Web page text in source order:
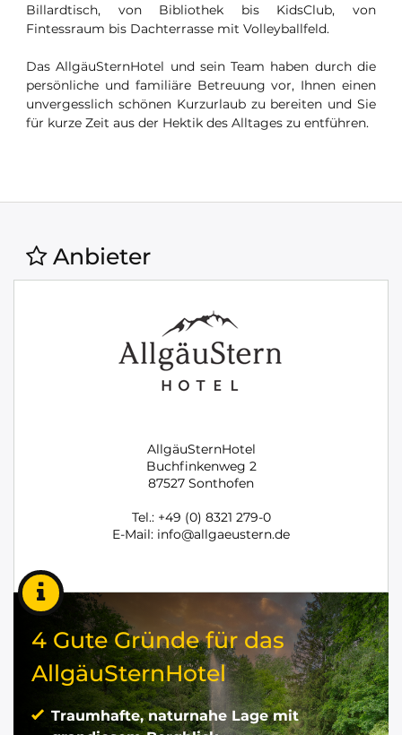
Billardtisch, von Bibliothek bis KidsClub, von
Fintessraum bis Dachterrasse mit Volleyballfeld.
Das AllgäuSternHotel und sein Team haben durch die
persönliche und familiäre Betreuung vor, Ihnen einen
unvergesslich schönen Kurzurlaub zu bereiten und Sie
für kurze Zeit aus der Hektik des Alltages zu entführen.
Anbieter
AllgäuSternHotel
Buchfinkenweg 2
87527 Sonthofen
Tel.: +49 (0) 8321 279-0
E-Mail: info@allgaeustern.de
4 Gute Gründe für das
AllgäuSternHotel
Traumhafte, naturnahe Lage mit